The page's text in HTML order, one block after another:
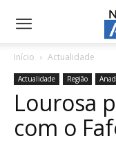
NotíciasdeAveiro.pt
Início Actualidade
Actualidade Região
Lourosa
com o